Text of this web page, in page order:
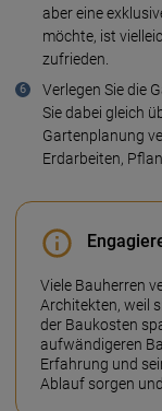
aber eine
möchte, ist
zufrieden.
Verlegen Sie die
Sie dabei gleich
Gartenplanung
Erdarbeiten,
Viele Bauherren
Architekten, weil
der Baukosten
aufwändigeren
Erfahrung und
Ablauf sorgen